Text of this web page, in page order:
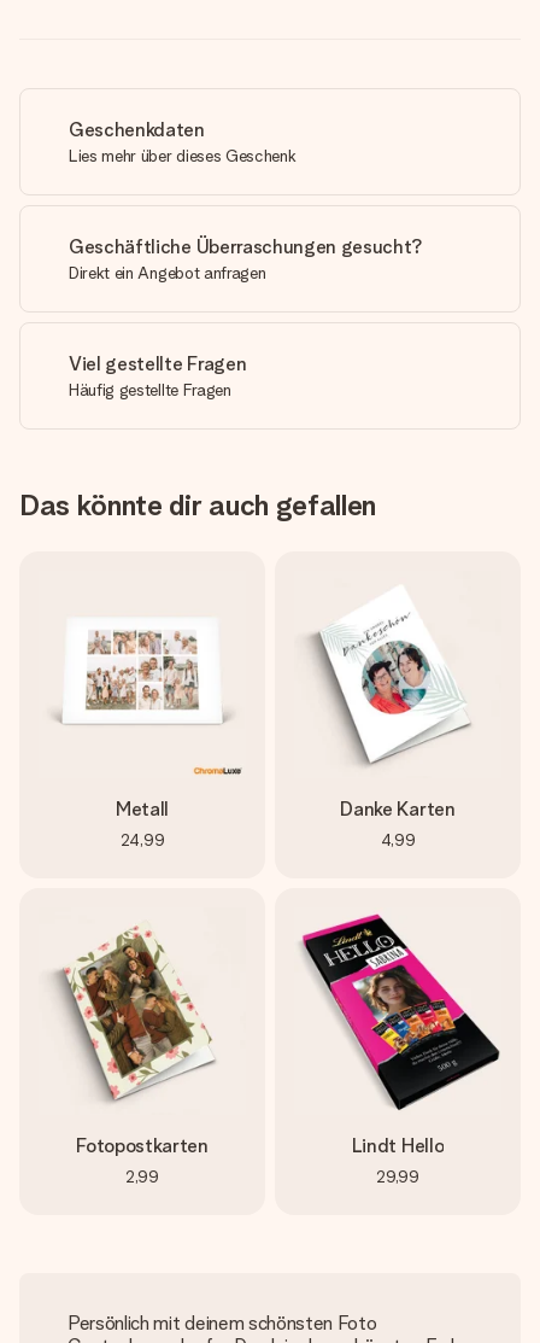
Geschenkdaten
Lies mehr über dieses Geschenk
Geschäftliche Überraschungen gesucht?
Direkt ein Angebot anfragen
Viel gestellte Fragen
Häufig gestellte Fragen
Das könnte dir auch gefallen
Metall
24,99
Danke Karten
4,99
Fotopostkarten
2,99
Lindt Hello
29,99
Persönlich mit deinem schönsten Foto